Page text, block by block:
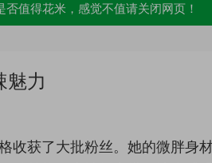
值得花米，感觉不值请关闭网页！
魅力
收获了大批粉丝。她的微胖身